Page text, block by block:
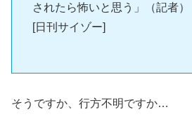
されたら怖いと思う」（記者）
[日刊サイゾー]
そうですか、行方不明ですか…